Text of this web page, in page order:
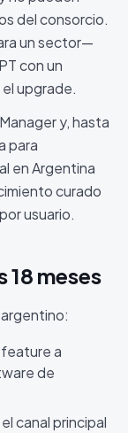
del consorcio.
un sector—
con un
upgrade.
y, hasta
para
en Argentina
curado
usuario.
18 meses
feature a
de
canal principal